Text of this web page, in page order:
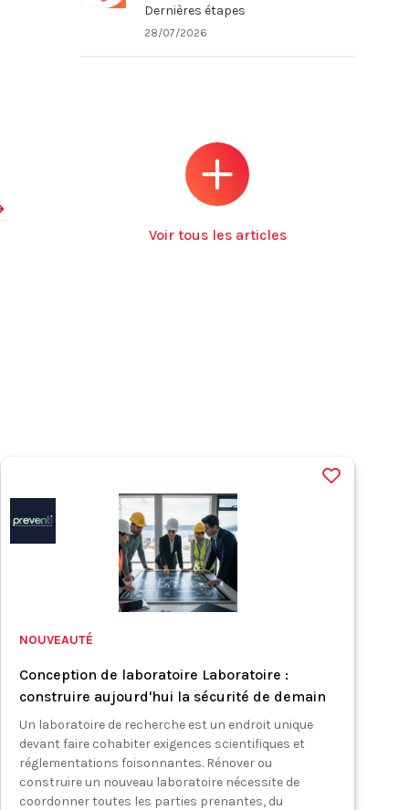
Dernières étapes
28/07/2026
Voir tous les articles
NOUVEAUTÉ
Conception de laboratoire Laboratoire :
construire aujourd'hui la sécurité de demain
Un laboratoire de recherche est un endroit unique
devant faire cohabiter exigences scientifiques et
réglementations foisonnantes. Rénover ou
construire un nouveau laboratoire nécessite de
coordonner toutes les parties prenantes, du